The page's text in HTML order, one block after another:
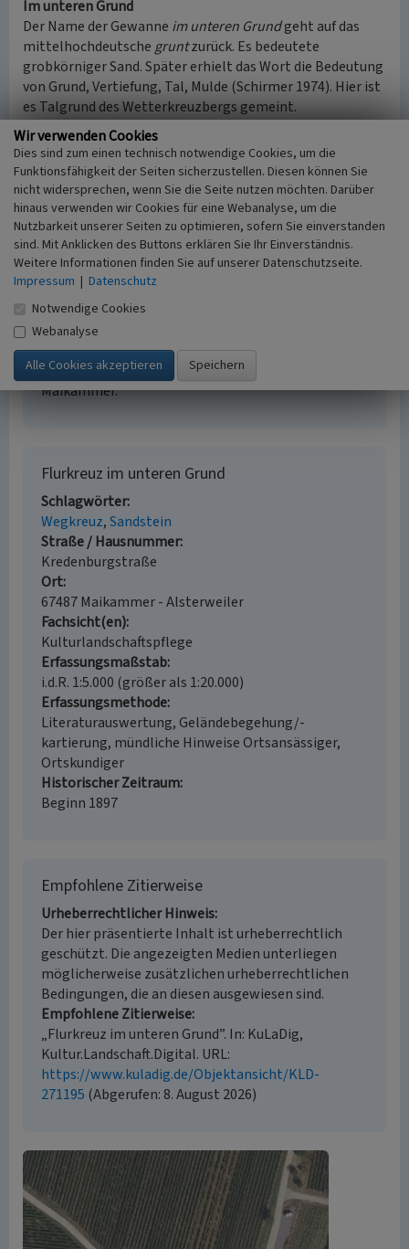
Im unteren Grund
Der Name der Gewanne im unteren Grundgeht auf das
mittelhochdeutsche gruntzurück. Es bedeutete
grobkörniger Sand. Später erhielt das Wort die Bedeutung
von Grund, Vertiefung, Tal, Mulde (Schirmer 1974). Hier ist
es Talgrund des Wetterkreuzbergs gemeint.
(Anne-Sophie Holderle, Struktur- und
Genehmigungsdirektion Süd, 2017)
Literatur
Landesarchiv Speyer (1821) Parzellenkarte.
(W41/528.) Maikammer.
Schirmer, Aloys (1974)
Heimat Jahrgang 26 (Heft 4), Speyer.
Wittmer, Richard (2000)
Alsterweiler: Ihre Namen und steinernen Zeugen in
Geschichte und Geschichten. S. 61, 157-158,
Maikammer.
Flurkreuz im unteren Grund
Schlagwörter
Wegkreuz Sandstein
Straße / Hausnummer
Kredenburgstraße
Ort
67487 Maikammer - Alsterweiler
Fachsicht(en)
Kulturlandschaftspflege
Erfassungsmaßstab
i.d.R. 1:5.000 (größer als 1:20.000)
Erfassungsmethode
Literaturauswertung, Geländebegehung/-
kartierung, mündliche Hinweise Ortsansässiger,
Ortskundiger
Historischer Zeitraum
Beginn 1897
Empfohlene Zitierweise
Urheberrechtlicher Hinweis
Der hier präsentierte Inhalt ist urheberrechtlich
geschützt. Die angezeigten Medien unterliegen
möglicherweise zusätzlichen urheberrechtlichen
Bedingungen, die an diesen ausgewiesen sind.
Empfohlene Zitierweise
„Flurkreuz im unteren Grund”. In: KuLaDig,
Kultur.Landschaft.Digital. URL:
https://www.kuladig.de/Objektansicht/KLD-
271195 (Abgerufen: 8. August 2026)
Wir verwenden Cookies
Dies sind zum einen technisch notwendige Cookies, um die
Funktionsfähigkeit der Seiten sicherzustellen. Diesen können Sie
nicht widersprechen, wenn Sie die Seite nutzen möchten. Darüber
hinaus verwenden wir Cookies für eine Webanalyse, um die
Nutzbarkeit unserer Seiten zu optimieren, sofern Sie einverstanden
sind. Mit Anklicken des Buttons erklären Sie Ihr Einverständnis.
Weitere Informationen finden Sie auf unserer Datenschutzseite.
Impressum | Datenschutz
Notwendige Cookies
Webanalyse